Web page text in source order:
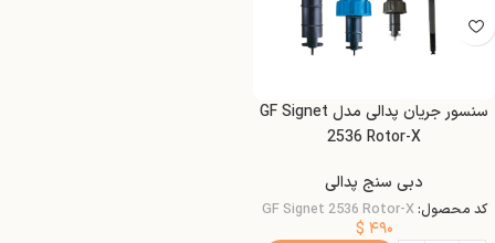
سنسور جریان پدالی مدل GF Signet
2536 Rotor-X
دبی سنج پدالی
کد محصول:GF Signet 2536 Rotor-X
$ ۴۹۰